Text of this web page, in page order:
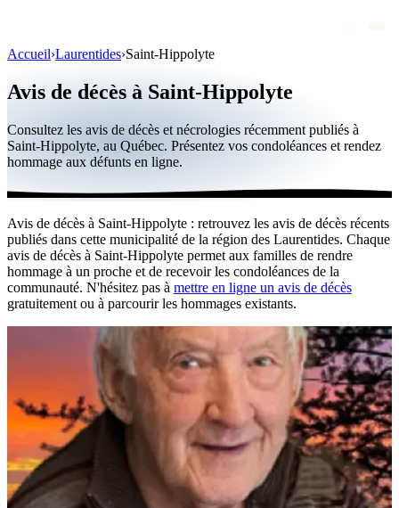
Personnalités publiques
Québec
Canada
International
Par région
Par ville
Maisons funéraires
Publier un avis
Recherche
Accueil›Laurentides›Saint-Hippolyte
Avis de décès à Saint-Hippolyte
Consultez les avis de décès et nécrologies récemment publiés à
Saint-Hippolyte, au Québec. Présentez vos condoléances et rendez
hommage aux défunts en ligne.
Avis de décès à Saint-Hippolyte : retrouvez les avis de décès récents
publiés dans cette municipalité de la région des Laurentides. Chaque
avis de décès à Saint-Hippolyte permet aux familles de rendre
hommage à un proche et de recevoir les condoléances de la
communauté. N'hésitez pas à mettre en ligne un avis de décès
gratuitement ou à parcourir les hommages existants.